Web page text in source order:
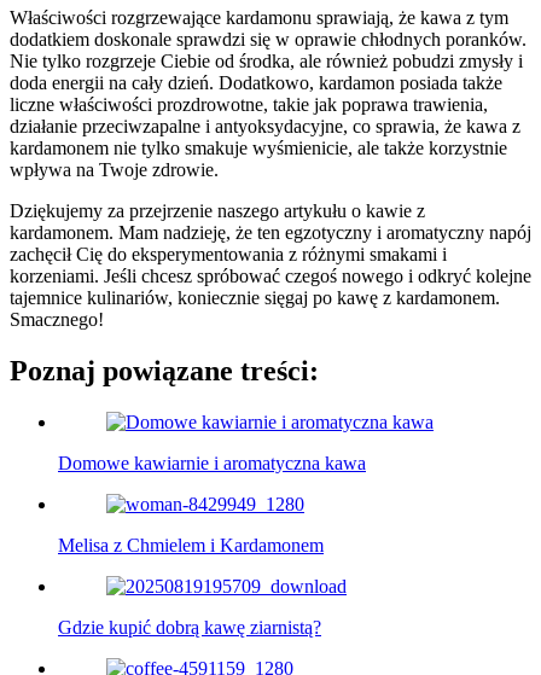
Właściwości rozgrzewające kardamonu ​sprawiają, że ⁤kawa z tym‌
dodatkiem doskonale sprawdzi się w oprawie chłodnych ⁢poranków.
Nie​ tylko rozgrzeje Ciebie od⁤ środka, ale⁢ również pobudzi ⁤zmysły i
doda energii na ⁤cały dzień. Dodatkowo, kardamon posiada także
liczne właściwości prozdrowotne, ‌takie jak poprawa trawienia, ​
działanie‍ przeciwzapalne i​ antyoksydacyjne, co sprawia,‍ że ‌kawa⁤ z
kardamonem⁤ nie⁤ tylko smakuje⁣ wyśmienicie, ​ale także korzystnie
wpływa na Twoje zdrowie.
Dziękujemy‍ za⁢ przejrzenie naszego artykułu o kawie z
kardamonem. Mam nadzieję, że⁢ ten egzotyczny i aromatyczny napój
⁣zachęcił Cię do ⁣eksperymentowania‍ z różnymi smakami i
korzeniami. Jeśli chcesz spróbować ⁢czegoś⁣ nowego⁤ i odkryć kolejne
tajemnice kulinariów, koniecznie sięgaj⁣ po ‌kawę⁤ z kardamonem.
Smacznego!
Poznaj powiązane treści:
Domowe kawiarnie i aromatyczna kawa
Melisa z Chmielem i Kardamonem
Gdzie kupić dobrą kawę ziarnistą?